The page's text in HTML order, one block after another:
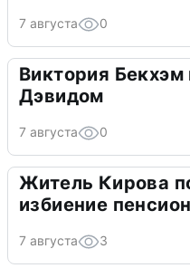
7 августа 0
Виктория Бекхэм
Дэвидом
7 августа 0
Житель Кирова
избиение
7 августа 3